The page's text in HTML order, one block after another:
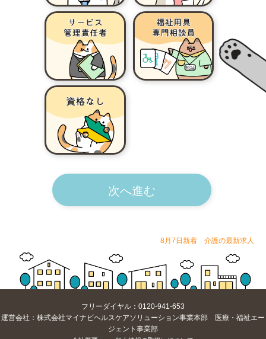
次へ進む
8月7日新着 介護の最新求人
フリーダイヤル：0120-941-653
運営会社：株式会社マイナビヘルスケアソリューション事業本部 医療・福祉エー
ジェント事業部